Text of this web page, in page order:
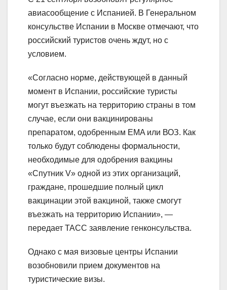
авиасообщение с Испанией. В Генеральном
консульстве Испании в Москве отмечают, что
российский туристов очень ждут, но с
условием.
«Согласно норме, действующей в данный
момент в Испании, российские туристы
могут въезжать на территорию страны в том
случае, если они вакцинированы
препаратом, одобренным EMA или ВОЗ. Как
только будут соблюдены формальности,
необходимые для одобрения вакцины
«Спутник V» одной из этих организаций,
граждане, прошедшие полный цикл
вакцинации этой вакциной, также смогут
въезжать на территорию Испании», —
передает ТАСС заявление генконсульства.
Однако с мая визовые центры Испании
возобновили прием документов на
туристические визы.